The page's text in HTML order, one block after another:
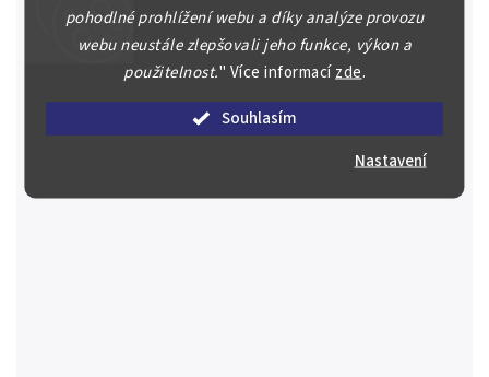
pohodlné prohlížení webu a díky analýze provozu
webu neustále zlepšovali jeho funkce, výkon a
použitelnost." Více informacízde.
Souhlasím
Nastavení
800 Kč
Detail
František Josef I. (1848 - 1916) Zlatník 1886, Ves. 67,
luxusní zachovalost